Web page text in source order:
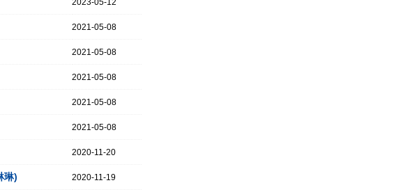
2023-05-12
2021-05-08
2021-05-08
2021-05-08
2021-05-08
2021-05-08
2020-11-20
琳) 2020-11-19